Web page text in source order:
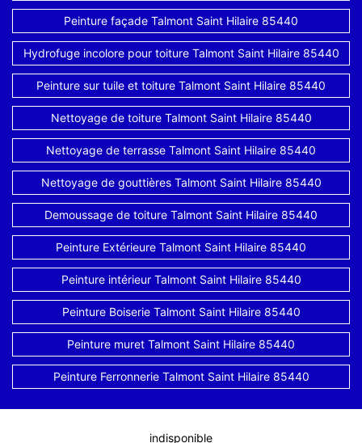
Peinture façade Talmont Saint Hilaire 85440
Hydrofuge incolore pour toiture Talmont Saint Hilaire 85440
Peinture sur tuile et toiture Talmont Saint Hilaire 85440
Nettoyage de toiture Talmont Saint Hilaire 85440
Nettoyage de terrasse Talmont Saint Hilaire 85440
Nettoyage de gouttières Talmont Saint Hilaire 85440
Demoussage de toiture Talmont Saint Hilaire 85440
Peinture Extérieure Talmont Saint Hilaire 85440
Peinture intérieur Talmont Saint Hilaire 85440
Peinture Boiserie Talmont Saint Hilaire 85440
Peinture muret Talmont Saint Hilaire 85440
Peinture Ferronnerie Talmont Saint Hilaire 85440
indisponible